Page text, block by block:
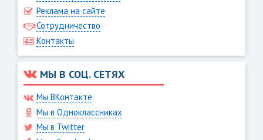
Реклама на сайте
Сотрудничество
Контакты
МЫ В СОЦ. СЕТЯХ
Мы ВКонтакте
Мы в Одноклассниках
Мы в Twitter